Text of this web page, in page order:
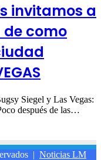
invitamos a
como
Siegel y Las Vegas:
después de las…
| Noticias LM